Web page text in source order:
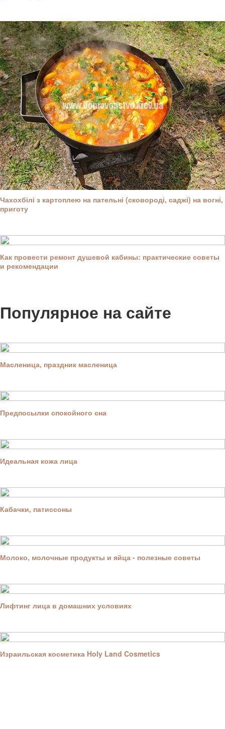
Чахохбілі з картоплею на пательні (сковороді, саджі) на вогні,
приготу
Как провести ремонт душевой кабины: практические советы
и рекомендации
Популярное на сайте
Масленица, праздник масленица
Предпосылки спокойного сна
Идеальная кожа лица
Кабачки, патиссоны
Молоко, молочные продукты и яйца - полезные советы
Лифтинг лица в домашних условиях
Израильская косметика Holy Land Cosmetics